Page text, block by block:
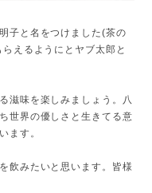
子と名をつけました(茶の
えるようにとヤブ太郎と
滋味を楽しみましょう。八
世界の優しさと生きてる意
ます。
飲みたいと思います。皆様